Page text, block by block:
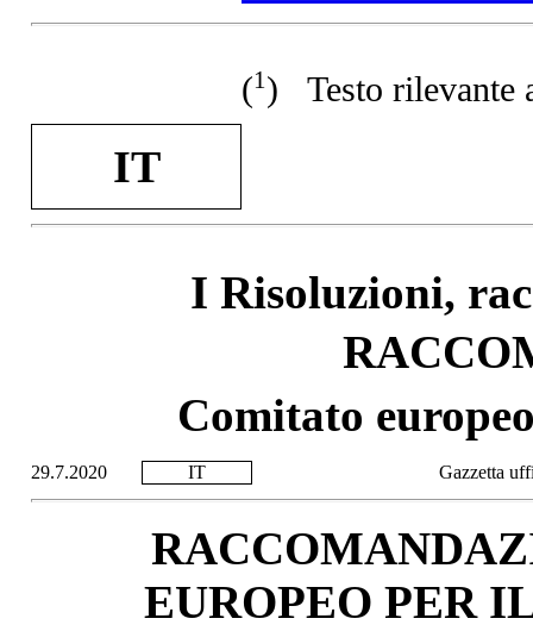
(1 ) Testo rilevante
IT
I Risoluzioni,
Comitato
29.7.2020 IT Gazzetta
EUROPEO PER